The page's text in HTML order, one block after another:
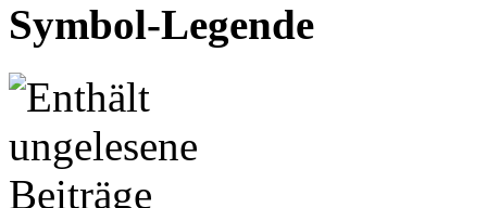
Symbol-Legende